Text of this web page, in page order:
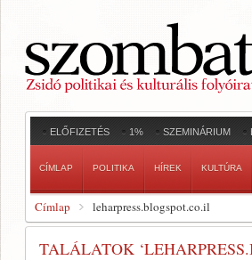
ELŐFIZETÉS 1% SZEMINÁRIUM
CÍMLAP POLITIKA HÍREK KULTÚRA
Címlap leharpress.blogspot.co.il
TALÁLATOK